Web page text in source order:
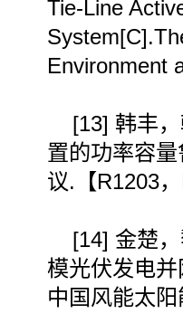
Tie-Line
Environment
[13] 韩丰
置的功率容
议. 【R1203，
[14] 金楚
模光伏发电
中国风能太